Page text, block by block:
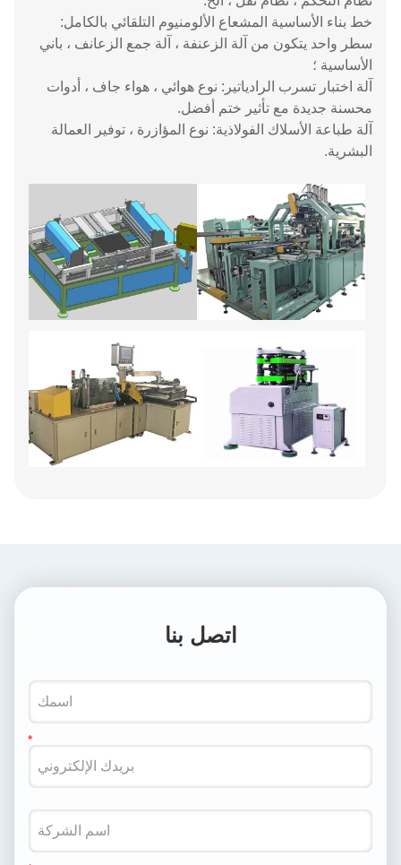
خط بناء الأساسية المشعاع الألومنيوم التلقائي بالكامل:
سطر واحد يتكون من آلة الزعنفة ، آلة جمع الزعانف ، باني
الأساسية ؛
آلة اختبار تسرب الرادياتير: نوع هوائي ، هواء جاف ، أدوات
محسنة جديدة مع تأثير ختم أفضل.
آلة طباعة الأسلاك الفولاذية: نوع المؤازرة ، توفير العمالة
البشرية.
اتصل بنا